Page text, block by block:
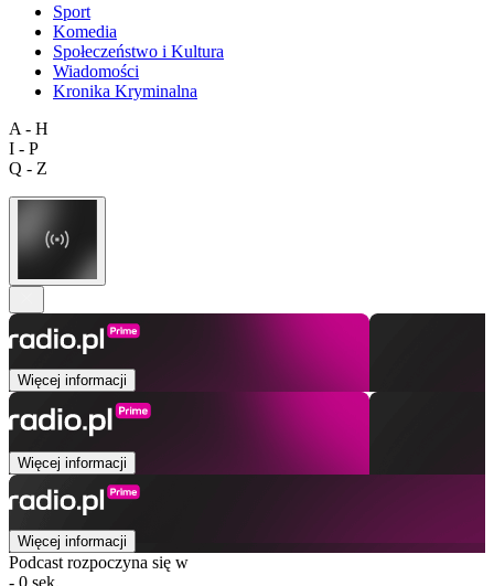
Sport
Komedia
Społeczeństwo i Kultura
Wiadomości
Kronika Kryminalna
A - H
I - P
Q - Z
Więcej informacji
Więcej informacji
Więcej informacji
Podcast rozpoczyna się w